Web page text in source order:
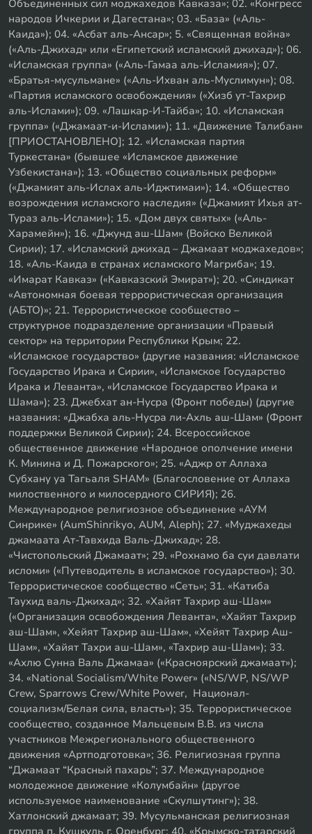
Объединенных сил моджахедов Кавказа»; 02. «Конгресс
народов Ичкерии и Дагестана»; 03. «База» («Аль-
Каида»); 04. «Асбат аль-Ансар»; 5. «Священная война»
(«Аль-Джихад» или «Египетский исламский джихад»); 06.
«Исламская группа» («Аль-Гамаа аль-Исламия»); 07.
«Братья-мусульмане» («Аль-Ихван аль-Муслимун»); 08.
«Партия исламского освобождения» («Хизб ут-Тахрир
аль-Ислами»); 09. «Лашкар-И-Тайба»; 10. «Исламская
группа» («Джамаат-и-Ислами»); 11. «Движение Талибан»
[ПРИОСТАНОВЛЕНО]; 12. «Исламская партия
Туркестана» (бывшее «Исламское движение
Узбекистана»); 13. «Общество социальных реформ»
(«Джамият аль-Ислах аль-Иджтимаи»); 14. «Общество
возрождения исламского наследия» («Джамият Ихья ат-
Тураз аль-Ислами»); 15. «Дом двух святых» («Аль-
Харамейн»); 16. «Джунд аш-Шам» (Войско Великой
Сирии); 17. «Исламский джихад – Джамаат моджахедов»;
18. «Аль-Каида в странах исламского Магриба»; 19.
«Имарат Кавказ» («Кавказский Эмират»); 20. «Синдикат
«Автономная боевая террористическая организация
(АБТО)»; 21. Террористическое сообщество –
структурное подразделение организации «Правый
сектор» на территории Республики Крым; 22.
«Исламское государство» (другие названия: «Исламское
Государство Ирака и Сирии», «Исламское Государство
Ирака и Леванта», «Исламское Государство Ирака и
Шама»); 23. Джебхат ан-Нусра (Фронт победы) (другие
названия: «Джабха аль-Нусра ли-Ахль аш-Шам» (Фронт
поддержки Великой Сирии); 24. Всероссийское
общественное движение «Народное ополчение имени
К. Минина и Д. Пожарского»; 25. «Аджр от Аллаха
Субхану уа Тагьаля SHAM» (Благословение от Аллаха
милоственного и милосердного СИРИЯ); 26.
Международное религиозное объединение «АУМ
Синрике» (AumShinrikyo, AUM, Aleph); 27. «Муджахеды
джамаата Ат-Тавхида Валь-Джихад»; 28.
«Чистопольский Джамаат»; 29. «Рохнамо ба суи давлати
исломи» («Путеводитель в исламское государство»); 30.
Террористическое сообщество «Сеть»; 31. «Катиба
Таухид валь-Джихад»; 32. «Хайят Тахрир аш-Шам»
(«Организация освобождения Леванта», «Хайят Тахрир
аш-Шам», «Хейят Тахрир аш-Шам», «Хейят Тахрир Аш-
Шам», «Хайят Тахри аш-Шам», «Тахрир аш-Шам»); 33.
«Ахлю Сунна Валь Джамаа» («Красноярский джамаат»);
34. «National Socialism/White Power» («NS/WP, NS/WP
Crew, Sparrows Crew/White Power, Национал-
социализм/Белая сила, власть»); 35. Террористическое
сообщество, созданное Мальцевым В.В. из числа
участников Межрегионального общественного
движения «Артподготовка»; 36. Религиозная группа
“Джамаат “Красный пахарь”; 37. Международное
молодежное движение «Колумбайн» (другое
используемое наименование «Скулшутинг»); 38.
Хатлонский джамаат; 39. Мусульманская религиозная